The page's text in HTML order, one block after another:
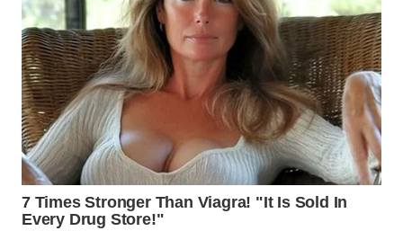
DAIRI
WN
DANAU
TOBA
WN
NIAS
WN
LANGKAT